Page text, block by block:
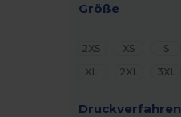
Größe
2XS XS S
XL
2XL 3XL
Druckverfahren